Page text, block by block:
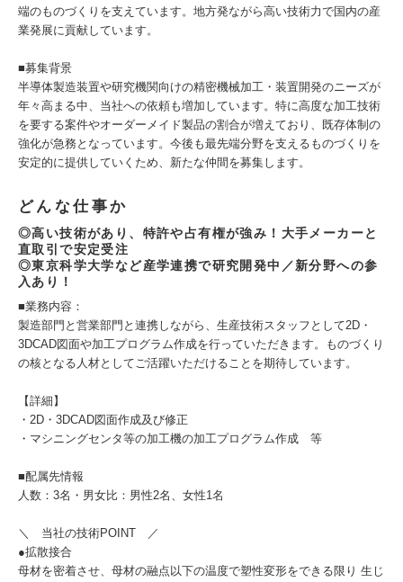
端のものづくりを支えています。地方発ながら高い技術力で国内の産
業発展に貢献しています。
■募集背景
半導体製造装置や研究機関向けの精密機械加工・装置開発のニーズが
年々高まる中、当社への依頼も増加しています。特に高度な加工技術
を要する案件やオーダーメイド製品の割合が増えており、既存体制の
強化が急務となっています。今後も最先端分野を支えるものづくりを
安定的に提供していくため、新たな仲間を募集します。
どんな仕事か
◎高い技術があり、特許や占有権が強み！大手メーカーと
直取引で安定受注
◎東京科学大学など産学連携で研究開発中／新分野への参
入あり！
■業務内容：
製造部門と営業部門と連携しながら、生産技術スタッフとして2D・
3DCAD図面や加工プログラム作成を行っていただきます。ものづくり
の核となる人材としてご活躍いただけることを期待しています。
【詳細】
・2D・3DCAD図面作成及び修正
・マシニングセンタ等の加工機の加工プログラム作成 等
■配属先情報
人数：3名・男女比：男性2名、女性1名
＼ 当社の技術POINT ／
●拡散接合
母材を密着させ、母材の融点以下の温度で塑性変形をできる限り 生じ